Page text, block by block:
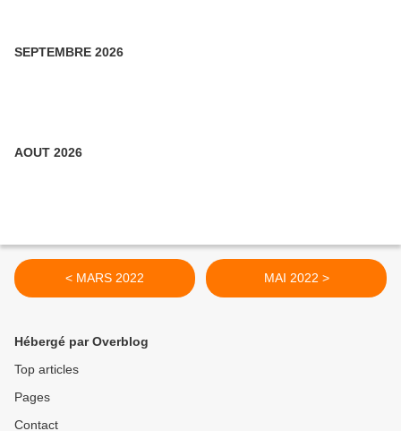
SEPTEMBRE 2026
AOUT 2026
< MARS 2022 MAI 2022 >
Hébergé par Overblog
Top articles
Pages
Contact